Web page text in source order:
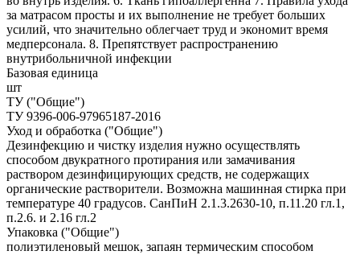
за матрасом просты и их выполнение не требует больших
усилий, что значительно облегчает труд и экономит время
медперсонала. 8. Препятствует распространению
внутрибольничной инфекции
Базовая единица
шт
ТУ ("Общие")
ТУ 9396-006-97965187-2016
Уход и обработка ("Общие")
Дезинфекцию и чистку изделия нужно осуществлять
способом двукратного протирания или замачивания
раствором дезинфицирующих средств, не содержащих
органические растворители. Возможна машинная стирка при
температуре 40 градусов. СанПиН 2.1.3.2630-10, п.11.20 гл.1,
п.2.6. и 2.16 гл.2
Упаковка ("Общие")
полиэтиленовый мешок, запаян термическим способом